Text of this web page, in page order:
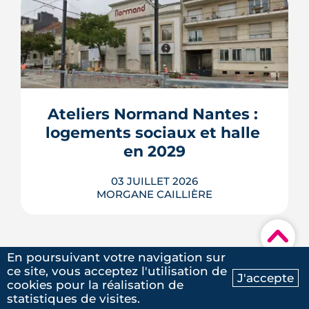
Ma recherche Contactez-nous
▾
Nous poursuivrons l'aventure avec
Immo9 !
Des murs assez épais pour faire
glacière, des façades qui captent le
vent, des toits qui se brumisent :
partout dans le monde, l'architecture
frais sans le moindre compresseur.
Tour d'horizon de dix réalisations qui
affrontent l'été sans climatisation, de ...
LIRE L'ARTICLE
Ateliers Normand Nantes :
logements sociaux et halle
en 2029
03 JUILLET 2026
MORGANE CAILLIÈRE
À Nantes, la friche Art déco des Ateliers
Normand se transforme en 28
En poursuivant votre navigation sur
ce site, vous acceptez l'utilisation de
cookies pour la réalisation de
statistiques de visites.
J'accepte